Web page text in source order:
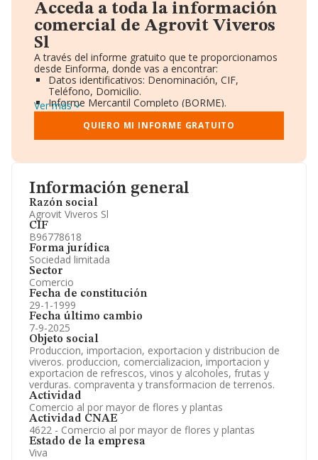
Información general
Razón social
Agrovit Viveros Sl
CIF
B96778618
Forma jurídica
Sociedad limitada
Sector
Comercio
Fecha de constitución
29-1-1999
Fecha último cambio
7-9-2025
Objeto social
Produccion, importacion, exportacion y distribucion de
viveros. produccion, comercializacion, importacion y
exportacion de refrescos, vinos y alcoholes, frutas y
verduras. compraventa y transformacion de terrenos.
Actividad
Comercio al por mayor de flores y plantas
Actividad CNAE
4622 - Comercio al por mayor de flores y plantas
Estado de la empresa
Viva
Acceda a toda la información
comercial de Agrovit Viveros
Sl
A través del informe gratuito que te proporcionamos
desde Einforma, donde vas a encontrar:
Datos identificativos: Denominación, CIF,
Teléfono, Domicilio.
Informe Mercantil Completo (BORME).
Gráficos de Evolución Ventas y Empleados.
Consejo de Administración y Administradores.
Directivos y Ejecutivos.
Información oficial y registral complementaria.
Ver más
QUIERO MI INFORME GRATUITO